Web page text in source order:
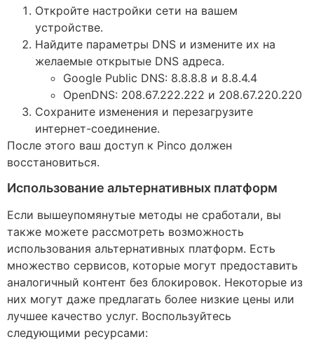
Откройте настройки сети на вашем
устройстве.
Найдите параметры DNS и измените их на
желаемые открытые DNS адреса.
Google Public DNS: 8.8.8.8 и 8.8.4.4
OpenDNS: 208.67.222.222 и 208.67.220.220
Сохраните изменения и перезагрузите
интернет-соединение.
После этого ваш доступ к Pinco должен
восстановиться.
Использование альтернативных платформ
Если вышеупомянутые методы не сработали, вы
также можете рассмотреть возможность
использования альтернативных платформ. Есть
множество сервисов, которые могут предоставить
аналогичный контент без блокировок. Некоторые из
них могут даже предлагать более низкие цены или
лучшее качество услуг. Воспользуйтесь
следующими ресурсами: